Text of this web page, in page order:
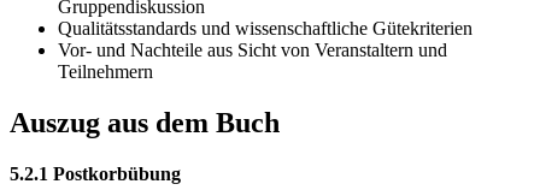
Gruppendiskussion
Qualitätsstandards und wissenschaftliche Gütekriterien
Vor- und Nachteile aus Sicht von Veranstaltern und
Teilnehmern
Auszug aus dem Buch
5.2.1 Postkorbübung